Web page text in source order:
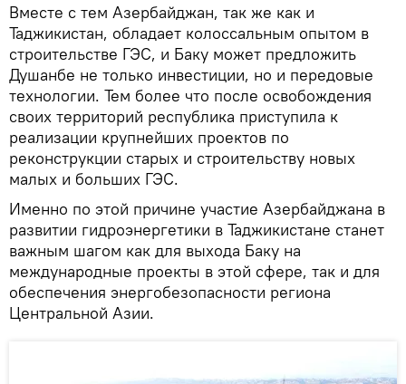
Вместе с тем Азербайджан, так же как и
Таджикистан, обладает колоссальным опытом в
строительстве ГЭС, и Баку может предложить
Душанбе не только инвестиции, но и передовые
технологии. Тем более что после освобождения
своих территорий республика приступила к
реализации крупнейших проектов по
реконструкции старых и строительству новых
малых и больших ГЭС.
Именно по этой причине участие Азербайджана в
развитии гидроэнергетики в Таджикистане станет
важным шагом как для выхода Баку на
международные проекты в этой сфере, так и для
обеспечения энергобезопасности региона
Центральной Азии.